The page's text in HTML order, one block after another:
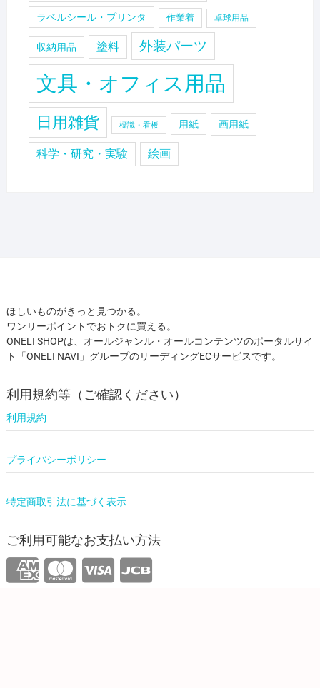
ラベルシール・プリンタ 作業着 卓球用品
収納用品 塗料 外装パーツ
文具・オフィス用品
日用雑貨 標識・看板 用紙 画用紙
科学・研究・実験 絵画
ほしいものがきっと見つかる。
ワンリーポイントでおトクに買える。
ONELI SHOPは、オールジャンル・オールコンテンツのポータルサイ
ト「ONELI NAVI」グループのリーディングECサービスです。
利用規約等（ご確認ください）
利用規約
プライバシーポリシー
特定商取引法に基づく表示
ご利用可能なお支払い方法